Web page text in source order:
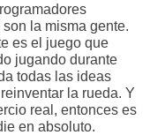
la misma gente.
es el juego que
jugando durante
todas las ideas
la rueda. Y
real, entonces es
en absoluto.